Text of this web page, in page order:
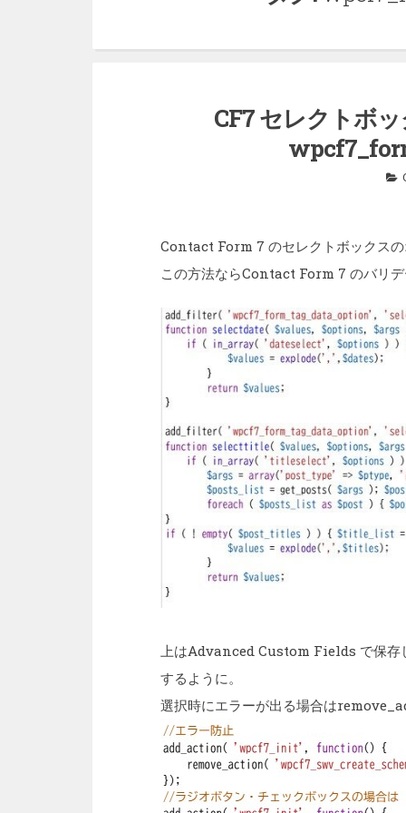
CF7 セレクトボ
Contact Form 7 のセレクトボックス
この方法ならContact Form 7 のバリ
上はAdvanced Custom Fields で保存
するように。
選択時にエラーが出る場合は